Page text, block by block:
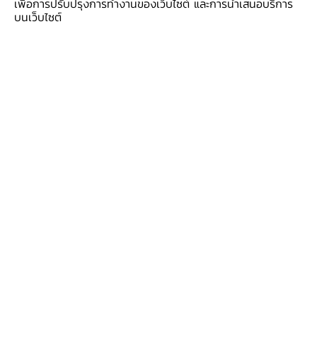
ตุลาคม มีบัตรที่มีการใช้งานผิดปกติจากเหตุข้างต้นจำนวน
เพื่อการปรับปรุงการทำงานของเว็บไซต์ และการนำเสนอบริการ
บนเว็บไซต์